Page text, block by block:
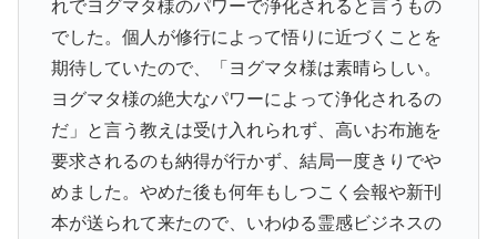
れでヨグマタ様のパワーで浄化されると言うもの
でした。個人が修行によって悟りに近づくことを
期待していたので、「ヨグマタ様は素晴らしい。
ヨグマタ様の絶大なパワーによって浄化されるの
だ」と言う教えは受け入れられず、高いお布施を
要求されるのも納得が行かず、結局一度きりでや
めました。やめた後も何年もしつこく会報や新刊
本が送られて来たので、いわゆる霊感ビジネスの